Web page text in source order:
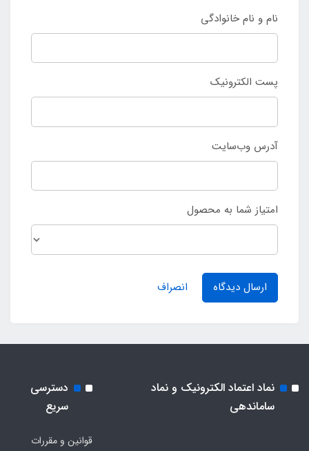
نام و نام خانوادگی
پست الکترونیک
آدرس وب‌سایت
امتیاز شما به محصول
ارسال دیدگاه انصراف
نماد اعتماد الکترونیک و نماد
ساماندهی
دسترسی
سریع
قوانین و مقررات